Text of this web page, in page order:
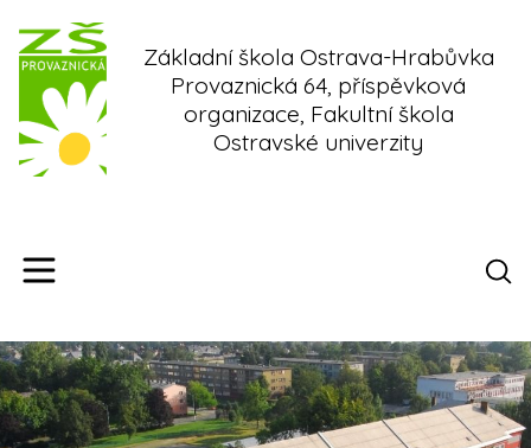
content
Základní škola Ostrava-Hrabůvka
Provaznická 64, příspěvková
organizace, Fakultní škola
Ostravské univerzity